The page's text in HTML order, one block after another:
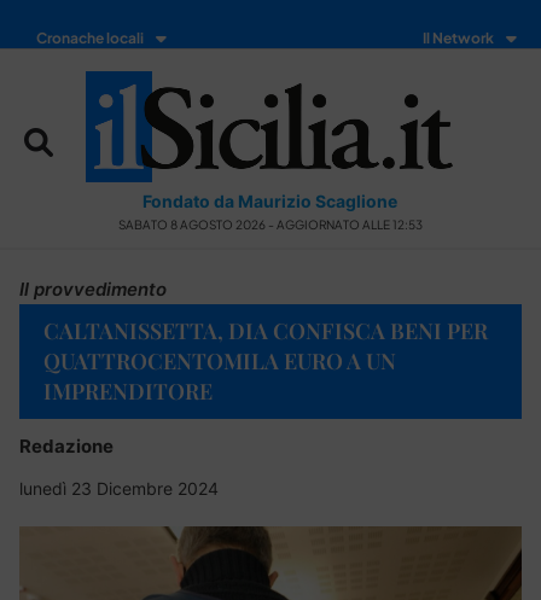
Cronache locali Il Network
Fondato da Maurizio Scaglione
SABATO 8 AGOSTO 2026 - AGGIORNATO ALLE 12:53
Il provvedimento
CALTANISSETTA, DIA CONFISCA BENI PER
QUATTROCENTOMILA EURO A UN
IMPRENDITORE
Redazione
lunedì 23 Dicembre 2024